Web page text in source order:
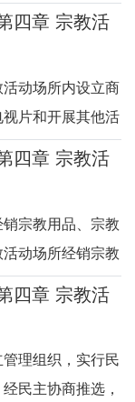
县级人民政府宗
宗教事务部门指
四章 宗教活
动场所内设立商
片和开展其他活
义本条是对在宗
市场经济秩序
权利人
四章 宗教活
宗教用品、宗教
动场所经销宗教
教用品是指除宗
神佛像等。宗教
出版
四章 宗教活
理组织，实行民
民主协商推选，